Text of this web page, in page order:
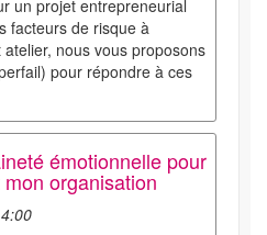
un projet entrepreneurial
facteurs de risque à
nous vous proposons
pour répondre à ces
émotionnelle pour
organisation